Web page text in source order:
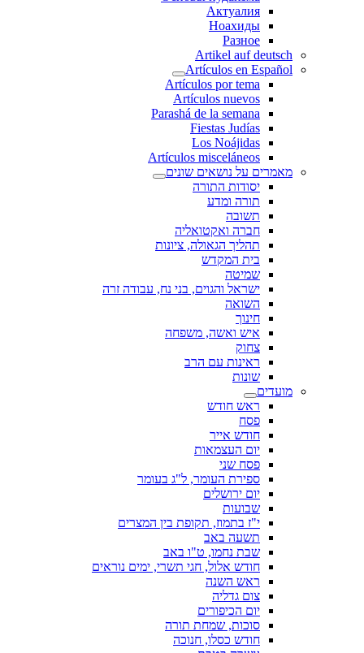
Актуалия
Ноахиды
Разное
Artikel auf deutsch
Artículos en Español
Artículos por tema
Artículos nuevos
Parashá de la semana
Fiestas Judías
Los Noájidas
Artículos misceláneos
מאמרים על נושאים שונים
יסודות התורה
תורה ומדע
תשובה
חברה ואקטואליה
תהליך הגאולה, ציונות
בית המקדש
שמיטה
ישראל והגוים, בני נח, עבודה זרה
השואה
חינוך
איש ואשה, משפחה
צחוק
ראינות עם הרב
שונות
מועדים
ראש חודש
פסח
חודש אייר
יום העצמאות
פסח שני
ספירת העומר, ל"ג בעומר
יום ירושלים
שבועות
י"ז בתמוז, תקופת בין המצרים
תשעה באב
שבת נחמו, ט"ו באב
חודש אלול, חגי תשרי, ימים נוראים
ראש השנה
צום גדליה
יום הכיפורים
סוכות, שמחת תורה
חודש כסלו, חנוכה